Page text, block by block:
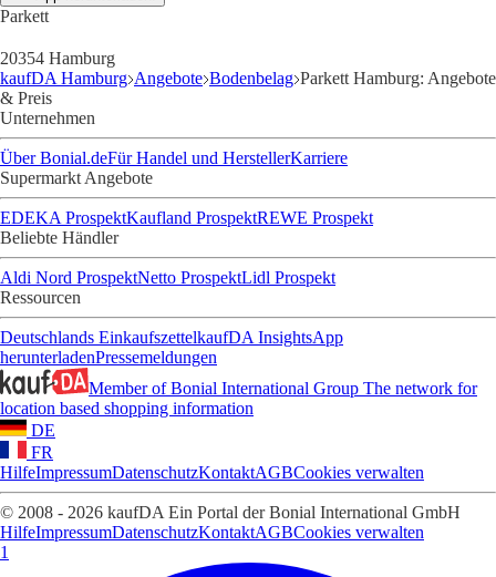
Parkett
20354 Hamburg
kaufDA Hamburg Angebote Bodenbelag Parkett Hamburg: Angebote
& Preis
Unternehmen
Über Bonial.deFür Handel und HerstellerKarriere
Supermarkt Angebote
EDEKA ProspektKaufland ProspektREWE Prospekt
Beliebte Händler
Aldi Nord ProspektNetto ProspektLidl Prospekt
Ressourcen
Deutschlands EinkaufszettelkaufDA InsightsApp
herunterladenPressemeldungen
Member of Bonial International Group The network for
location based shopping information
DE
FR
HilfeImpressumDatenschutzKontaktAGBCookies verwalten
© 2008 - 2026 kaufDA Ein Portal der Bonial International GmbH
HilfeImpressumDatenschutzKontaktAGBCookies verwalten
1